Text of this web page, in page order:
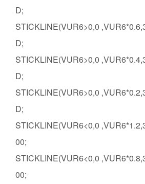
D;
STICKLINE(VUR6>0,0
D;
STICKLINE(VUR6>0,0
D;
STICKLINE(VUR6>0,0
D;
STICKLINE(VUR6<0,0
00;
STICKLINE(VUR6<0,0
00;